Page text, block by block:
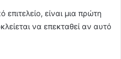
είναι μια πρώτη
να επεκταθεί αν αυτό